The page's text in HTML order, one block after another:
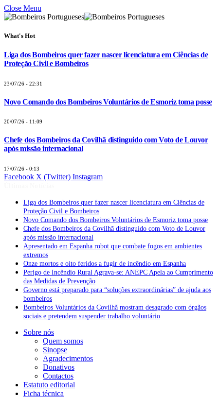
Close Menu
What's Hot
Liga dos Bombeiros quer fazer nascer licenciatura em Ciências de
Proteção Civil e Bombeiros
23/07/26 - 22:31
Novo Comando dos Bombeiros Voluntários de Esmoriz toma posse
20/07/26 - 11:09
Chefe dos Bombeiros da Covilhã distinguido com Voto de Louvor
após missão internacional
17/07/26 - 0:13
Facebook X (Twitter) Instagram
Liga dos Bombeiros quer fazer nascer licenciatura em Ciências de
Proteção Civil e Bombeiros
Novo Comando dos Bombeiros Voluntários de Esmoriz toma posse
Chefe dos Bombeiros da Covilhã distinguido com Voto de Louvor
após missão internacional
Apresentado em Espanha robot que combate fogos em ambientes
extremos
Onze mortos e oito feridos a fugir de incêndio em Espanha
Perigo de Incêndio Rural Agrava-se: ANEPC Apela ao Cumprimento
das Medidas de Prevenção
Governo está preparado para “soluções extraordinárias” de ajuda aos
bombeiros
Bombeiros Voluntários da Covilhã mostram desagrado com órgãos
sociais e pretendem suspender trabalho voluntário
Sobre nós
Quem somos
Sinopse
Agradecimentos
Donativos
Contactos
Estatuto editorial
Ficha técnica